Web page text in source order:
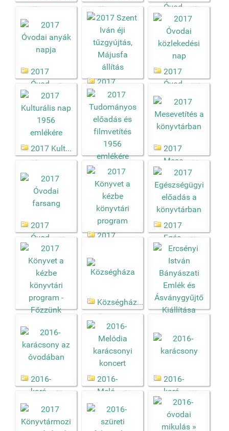
(19) (33)
Óvod...
(13)
2017
Óvod...
(3)
2017
Szen...
(273)
2017
Óvod...
(164)
2017 Kult...
(18)
2017
Tudo...
(33)
2017
Mese...
(16)
2017
Óvod...
(13)
2017
2017
Egés...
(23)
2017
Köny...
Községház...
(5)
2016-
kará...
(26)
2016-
Meló...
(24)
2016-
kará...
(164)